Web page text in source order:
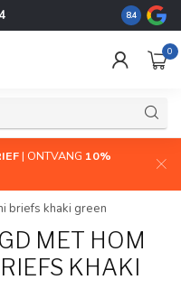
De
8.4
0
| ONTVANG 10%
briefs khaki green
MET HOM
KHAKI